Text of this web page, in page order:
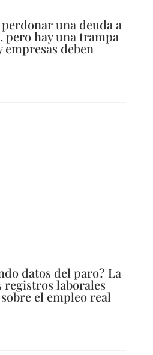
una deuda a
hay una trampa
empresas deben
datos del paro? La
laborales
el empleo real